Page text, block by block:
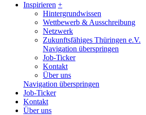
Inspirieren +
Hintergrundwissen
Wettbewerb & Ausschreibung
Netzwerk
Zukunftsfähiges Thüringen e.V.
Navigation überspringen
Job-Ticker
Kontakt
Über uns
Navigation überspringen
Job-Ticker
Kontakt
Über uns